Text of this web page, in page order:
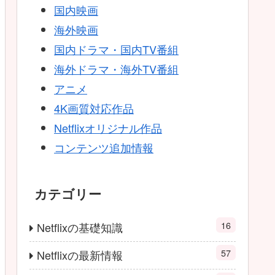
国内映画
海外映画
国内ドラマ・国内TV番組
海外ドラマ・海外TV番組
アニメ
4K画質対応作品
Netflixオリジナル作品
コンテンツ追加情報
カテゴリー
Netflixの基礎知識 16
Netflixの最新情報 57